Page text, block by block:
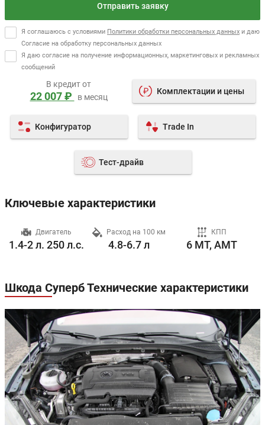
Отправить заявку
Я соглашаюсь с условиями Политики обработки персональных данных и даю
Согласие на обработку персональных данных
Я даю согласие на получение информационных, маркетинговых и рекламных
сообщений
Комплектации и цены
Конфигуратор Trade In
Тест-драйв
В кредит от
22 007 ₽ в месяц
Ключевые характеристики
Двигатель
1.4-2 л. 250 л.с.
Расход на 100 км
4.8-6.7 л
КПП
6 MT, AMT
Шкода Суперб Технические характеристики